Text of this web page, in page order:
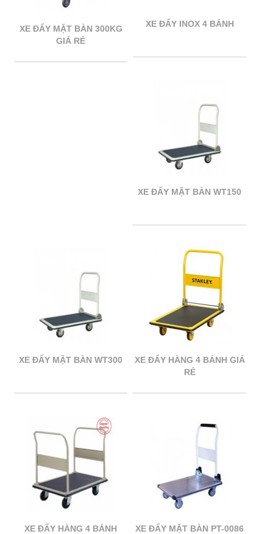
XE ĐẨY MẶT BÀN 300KG
GIÁ RẺ
XE ĐẨY INOX 4 BÁNH
XE ĐẨY MẶT BÀN WT150
XE ĐẨY MẶT BÀN WT300
XE ĐẨY HÀNG 4 BÁNH GIÁ
RẺ
XE ĐẨY HÀNG 4 BÁNH
XE ĐẨY MẶT BÀN PT-0086